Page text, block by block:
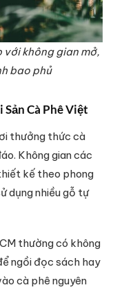
với không gian mở,
bao phủ
Sản Cà Phê Việt
thưởng thức cà
Không gian các
kế theo phong
dụng nhiều gỗ tự
thường có không
ngồi đọc sách hay
cà phê nguyên